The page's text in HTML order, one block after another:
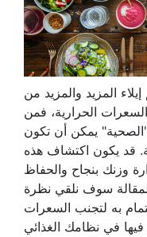
المزيد والمزيد من
الحرارية، فمن
يمكن أن تكون
قد يكون اكتشاف هذه
وزنك بنجاح والحفاظ
سوف نلقي نظرة
به لتجنب السعرات